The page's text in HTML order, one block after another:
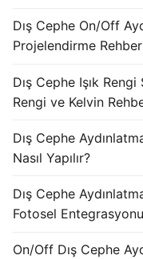
Dış Cephe On/Off
Projelendirme
Dış Cephe Işık
Rengi ve Kelvin
Dış Cephe
Nasıl Yapılır?
Dış Cephe
Fotosel Entegrasyonu
On/Off Dış Cephe